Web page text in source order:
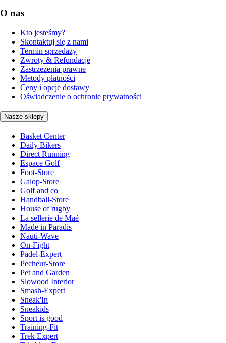
O nas
Kto jesteśmy?
Skontaktuj się z nami
Termin sprzedaży
Zwroty & Refundacje
Zastrzeżenia prawne
Metody płatności
Ceny i opcje dostawy
Oświadczenie o ochronie prywatności
Nasze sklepy
Basket Center
Daily Bikers
Direct Running
Espace Golf
Foot-Store
Galop-Store
Golf and co
Handball-Store
House of rugby
La sellerie de Maé
Made in Paradis
Nauti-Wave
On-Fight
Padel-Expert
Pecheur-Store
Pet and Garden
Slowood Interior
Smash-Expert
Sneak'In
Sneakids
Sport is good
Training-Fit
Trek Expert